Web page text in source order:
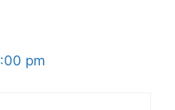
pm